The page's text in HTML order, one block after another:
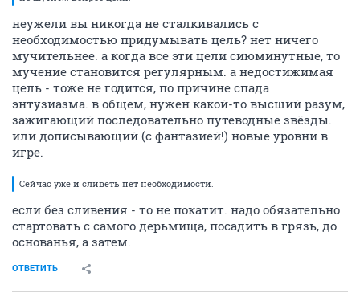
неужели вы никогда не сталкивались с
необходимостью придумывать цель? нет ничего
мучительнее. а когда все эти цели сиюминутные, то
мучение становится регулярным. а недостижимая
цель - тоже не годится, по причине спада
энтузиазма. в общем, нужен какой-то высший разум,
зажигающий последовательно путеводные звёзды.
или дописывающий (с фантазией!) новые уровни в
игре.
Сейчас уже и сливеть нет необходимости.
если без сливения - то не покатит. надо обязательно
стартовать с самого дерьмища, посадить в грязь, до
основанья, а затем.
ОТВЕТИТЬ